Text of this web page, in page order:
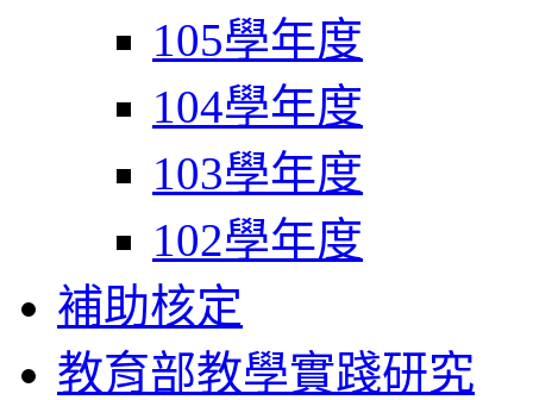
105學年度
104學年度
103學年度
102學年度
補助核定
教育部教學實踐研究